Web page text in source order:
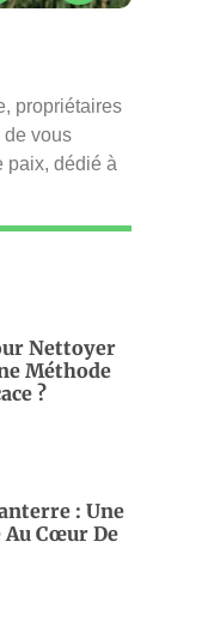
propriétaires
de vous
paix, dédié à
Nettoyer
Méthode
?
: Une
Au Cœur De